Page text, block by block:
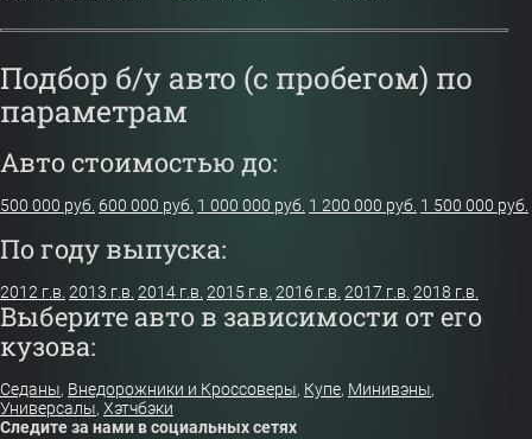
Подбор б/у авто (с пробегом) по
параметрам
Авто стоимостью до:
500 000 руб. 600 000 руб. 1 000 000 руб. 1 200 000 руб. 1 500 000 руб.
По году выпуска:
2012 г.в. 2013 г.в. 2014 г.в. 2015 г.в. 2016 г.в. 2017 г.в. 2018 г.в.
Выберите авто в зависимости от его
кузова:
Седаны, Внедорожники и Кроссоверы, Купе, Минивэны,
Универсалы, Хэтчбэки
Следите за нами в социальных сетях